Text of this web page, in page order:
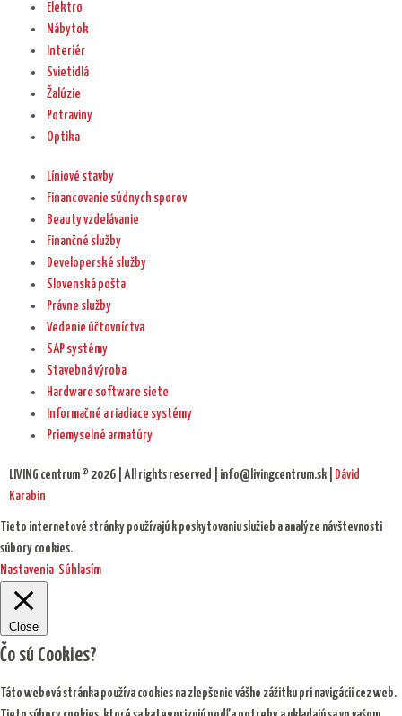
Elektro
Nábytok
Interiér
Svietidlá
Žalúzie
Potraviny
Optika
Líniové stavby
Financovanie súdnych sporov
Beauty vzdelávanie
Finančné služby
Developerské služby
Slovenská pošta
Právne služby
Vedenie účtovníctva
SAP systémy
Stavebná výroba
Hardware software siete
Informačné a riadiace systémy
Priemyselné armatúry
LIVING centrum © 2026 | All rights reserved | info@livingcentrum.sk |
Dávid
Karabin
Tieto internetové stránky používajú k poskytovaniu služieb a analýze návštevnosti
súbory cookies.
Nastavenia Súhlasím
Close
Čo sú Cookies?
Táto webová stránka používa cookies na zlepšenie vášho zážitku pri navigácii cez web.